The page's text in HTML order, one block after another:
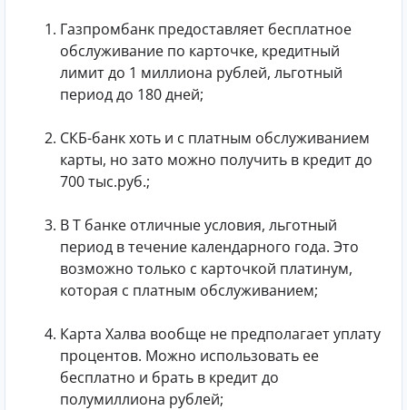
Газпромбанк предоставляет бесплатное
обслуживание по карточке, кредитный
лимит до 1 миллиона рублей, льготный
период до 180 дней;
СКБ-банк хоть и с платным обслуживанием
карты, но зато можно получить в кредит до
700 тыс.руб.;
В Т банке отличные условия, льготный
период в течение календарного года. Это
возможно только с карточкой платинум,
которая с платным обслуживанием;
Карта Халва вообще не предполагает уплату
процентов. Можно использовать ее
бесплатно и брать в кредит до
полумиллиона рублей;